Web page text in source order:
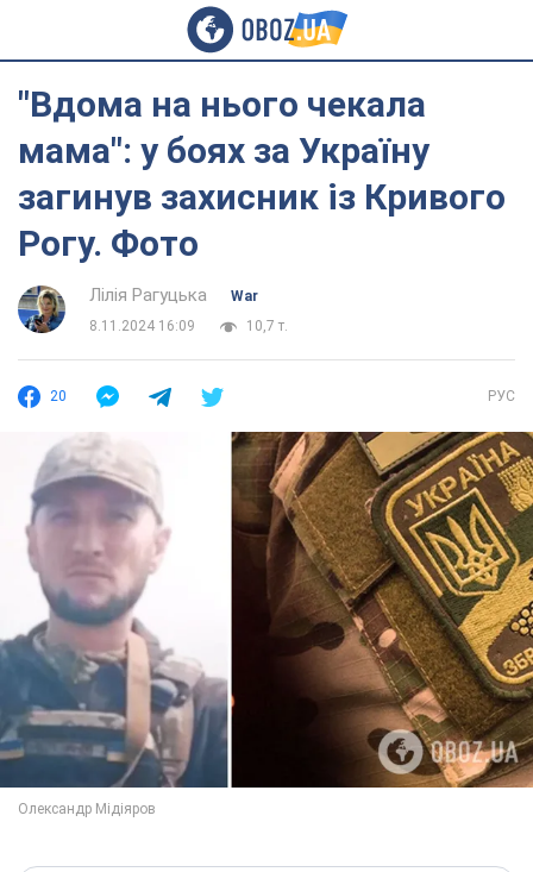
"Вдома на нього чекала
мама": у боях за Україну
загинув захисник із Кривого
Рогу. Фото
Лілія Рагуцька
War
8.11.2024 16:09
10,7 т.
20 РУС